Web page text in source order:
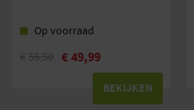
Op voorraad
€ 55,50 €49,99
BEKIJKEN